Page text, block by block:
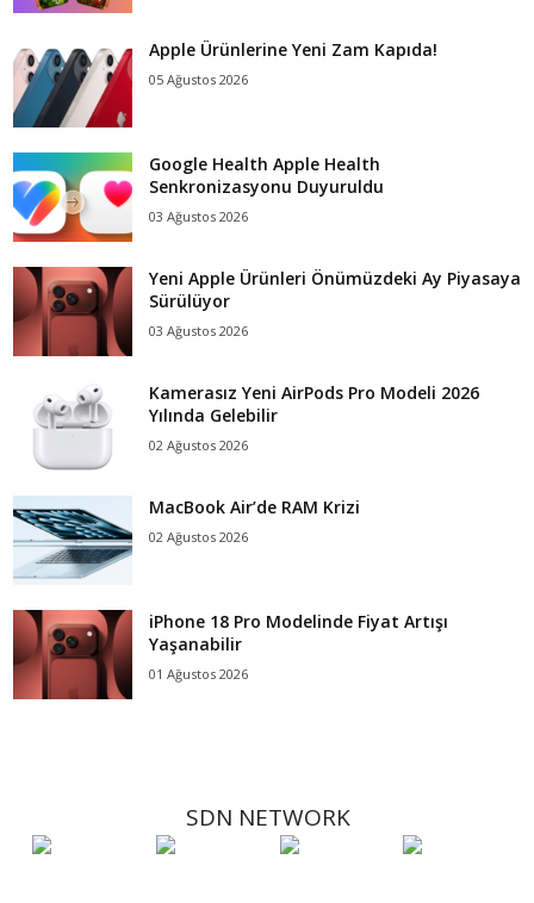
Apple Ürünlerine Yeni Zam Kapıda!
05 Ağustos 2026
Google Health Apple Health
Senkronizasyonu Duyuruldu
03 Ağustos 2026
Yeni Apple Ürünleri Önümüzdeki Ay Piyasaya
Sürülüyor
03 Ağustos 2026
Kamerasız Yeni AirPods Pro Modeli 2026
Yılında Gelebilir
02 Ağustos 2026
MacBook Air’de RAM Krizi
02 Ağustos 2026
iPhone 18 Pro Modelinde Fiyat Artışı
Yaşanabilir
01 Ağustos 2026
SDN NETWORK